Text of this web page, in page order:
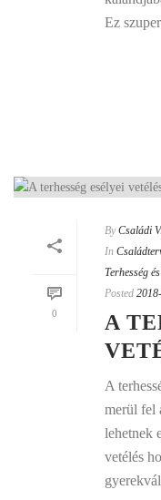
Ez
0
By Családi
In
Terhesség
Posted
A
A
merül fel
lehetnek
vetélés